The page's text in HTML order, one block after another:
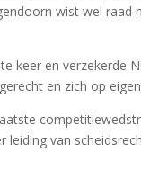
wist wel raad
keer en verzekerde
en zich op
leiding van